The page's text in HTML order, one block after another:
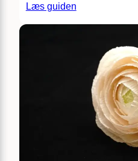
Læs guiden